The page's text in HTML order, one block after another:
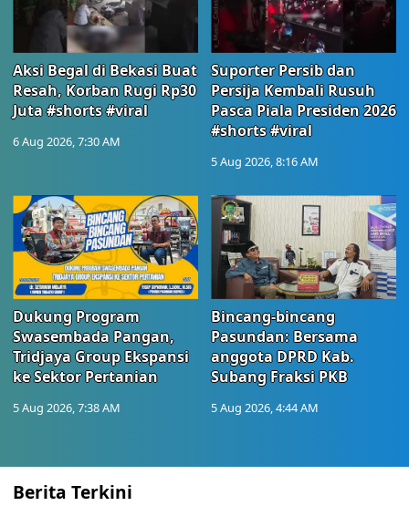
Aksi Begal di Bekasi Buat
Resah, Korban Rugi Rp30
Juta #shorts #viral
6 Aug 2026, 7:30 AM
Suporter Persib dan
Persija Kembali Rusuh
Pasca Piala Presiden 2026
#shorts #viral
5 Aug 2026, 8:16 AM
Dukung Program
Swasembada Pangan,
Tridjaya Group Ekspansi
ke Sektor Pertanian
5 Aug 2026, 7:38 AM
Bincang-bincang
Pasundan: Bersama
anggota DPRD Kab.
Subang Fraksi PKB
5 Aug 2026, 4:44 AM
Berita Terkini